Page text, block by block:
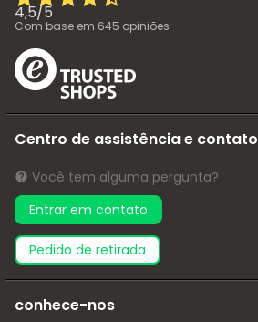
4,5/5
Com base em 645 opiniões
Centro de assistência e contato
Você tem alguma pergunta?
Entrar em contato
pedido de retirada
conhece-nos